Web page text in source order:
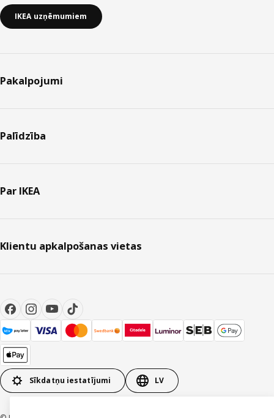
IKEA uzņēmumiem
Pakalpojumi
Palīdzība
Par IKEA
Klientu apkalpošanas vietas
Sīkdatņu iestatījumi LV